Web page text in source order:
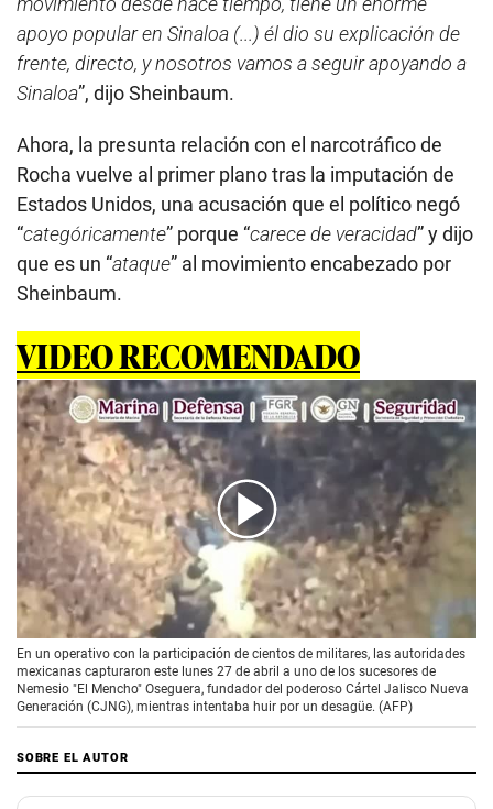
apoyo popular en Sinaloa (...) él dio su explicación de
frente, directo, y nosotros vamos a seguir apoyando a
Sinaloa”, dijo Sheinbaum.
Ahora, la presunta relación con el narcotráfico de
Rocha vuelve al primer plano tras la imputación de
Estados Unidos, una acusación que el político negó
“categóricamente” porque “carece de veracidad” y dijo
que es un “ataque” al movimiento encabezado por
Sheinbaum.
VIDEO RECOMENDADO
00:00 /01:26
En un operativo con la participación de cientos de militares, las autoridades
mexicanas capturaron este lunes 27 de abril a uno de los sucesores de
Nemesio "El Mencho" Oseguera, fundador del poderoso Cártel Jalisco Nueva
Generación (CJNG), mientras intentaba huir por un desagüe. (AFP)
SOBRE EL AUTOR